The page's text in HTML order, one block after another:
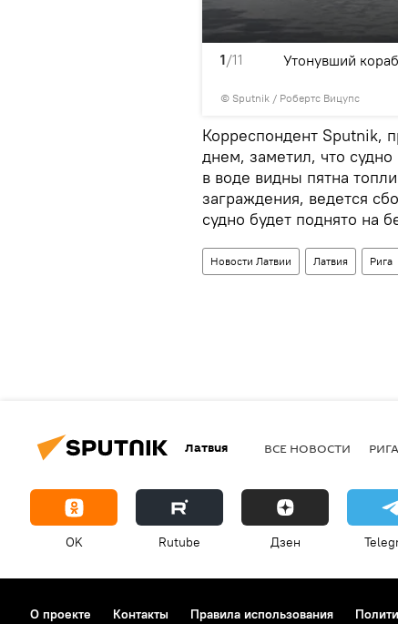
1/11
© Sputnik / Робертс Вицупс
Утонувший
Корреспондент Sputnik,
днем, заметил, что
в воде видны пятна
заграждения, ведется
судно будет поднято на
Новости Латвии Латвия Рига
Латвия ВСЕ НОВОСТИ РИГА
OK Rutube Дзен
О проекте Контакты Правила использования